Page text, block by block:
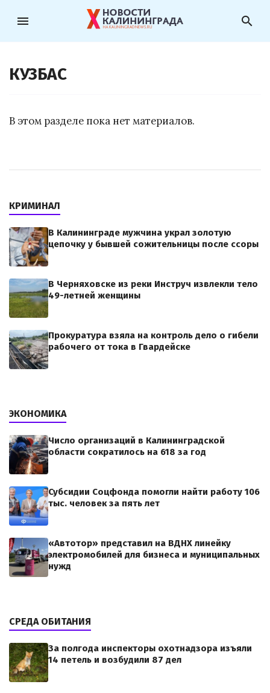
menu search
КУЗБАС
В этом разделе пока нет материалов.
КРИМИНАЛ
В Калининграде мужчина украл золотую
цепочку у бывшей сожительницы после ссоры
В Черняховске из реки Инструч извлекли тело
49-летней женщины
Прокуратура взяла на контроль дело о гибели
рабочего от тока в Гвардейске
ЭКОНОМИКА
Число организаций в Калининградской
области сократилось на 618 за год
Субсидии Соцфонда помогли найти работу 106
тыс. человек за пять лет
«Автотор» представил на ВДНХ линейку
электромобилей для бизнеса и муниципальных
нужд
СРЕДА ОБИТАНИЯ
За полгода инспекторы охотнадзора изъяли
14 петель и возбудили 87 дел